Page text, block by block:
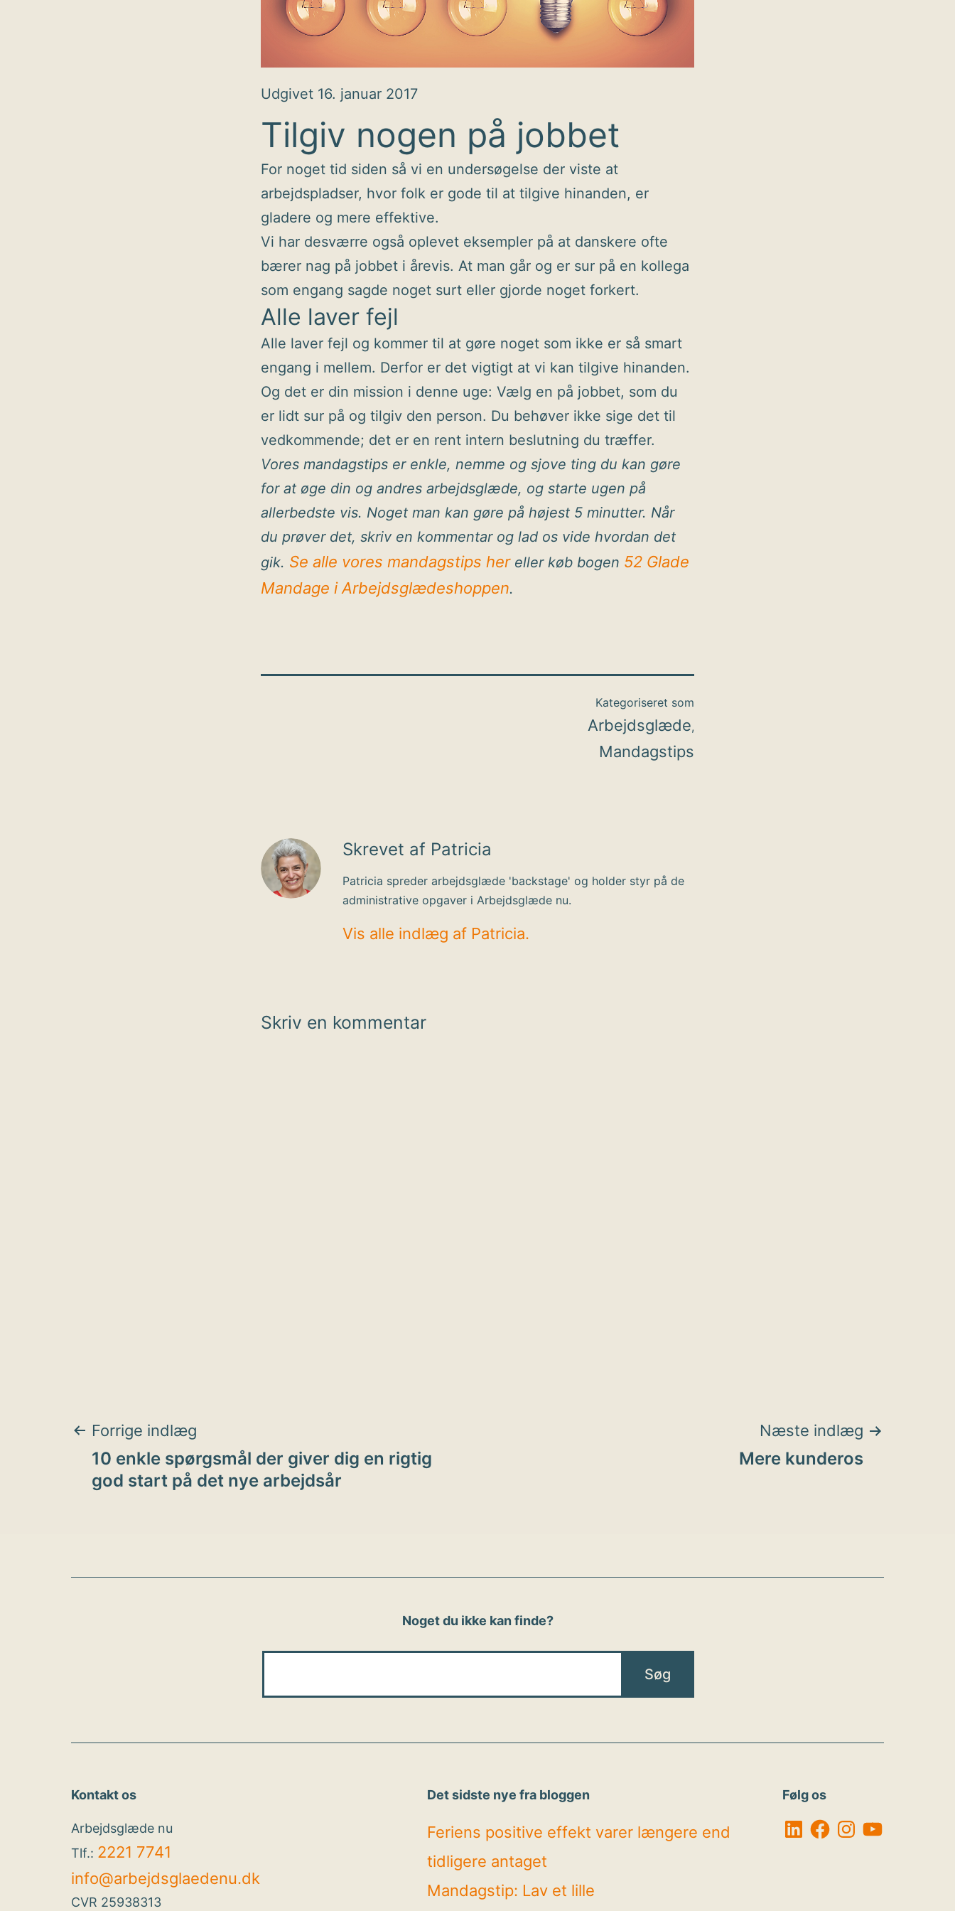
Udgivet 16. januar 2017
Tilgiv nogen på jobbet
For noget tid siden så vi en undersøgelse der viste at
arbejdspladser, hvor folk er gode til at tilgive hinanden, er
gladere og mere effektive.
Vi har desværre også oplevet eksempler på at danskere ofte
bærer nag på jobbet i årevis. At man går og er sur på en kollega
som engang sagde noget surt eller gjorde noget forkert.
Alle laver fejl
Alle laver fejl og kommer til at gøre noget som ikke er så smart
engang i mellem. Derfor er det vigtigt at vi kan tilgive hinanden.
Og det er din mission i denne uge: Vælg en på jobbet, som du
er lidt sur på og tilgiv den person. Du behøver ikke sige det til
vedkommende; det er en rent intern beslutning du træffer.
Vores mandagstips er enkle, nemme og sjove ting du kan gøre
for at øge din og andres arbejdsglæde, og starte ugen på
allerbedste vis. Noget man kan gøre på højest 5 minutter. Når
du prøver det, skriv en kommentar og lad os vide hvordan det
gik. Se alle vores mandagstips hereller køb bogen 52 Glade
Mandage i Arbejdsglædeshoppen.
Kategoriseret som
Arbejdsglæde,
Mandagstips
Skrevet af Patricia
Patricia spreder arbejdsglæde 'backstage' og holder styr på de
administrative opgaver i Arbejdsglæde nu.
Vis alle indlæg af Patricia.
Skriv en kommentar
Indlægsnavigation
Forrige indlæg
10 enkle spørgsmål der giver dig en rigtig
god start på det nye arbejdsår
Næste indlæg
Mere kunderos
Noget du ikke kan finde?
Kontakt os
Arbejdsglæde nu
Tlf.: 2221 7741
info@arbejdsglaedenu.dk
CVR 25938313
Det sidste nye fra bloggen
Feriens positive effekt varer længere end
tidligere antaget
Mandagstip: Lav et lille
Følg os
LinkedIn
Facebook
Instagram
YouTube